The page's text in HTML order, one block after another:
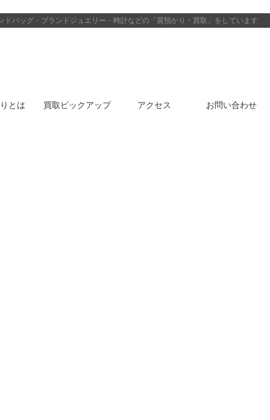
ドバッグ・ブランドジュエリー・時計などの「質預かり・買取」をしています
とは 買取ピックアップ アクセス お問い合わせ